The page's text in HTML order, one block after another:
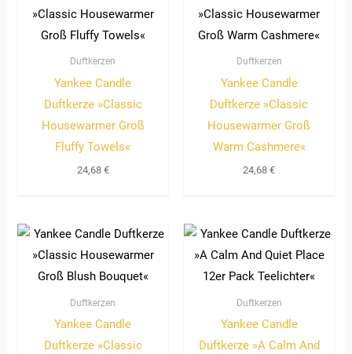
Duftkerzen
Yankee Candle
Duftkerze »Classic
Housewarmer Groß
Fluffy Towels«
24,68 €
Duftkerzen
Yankee Candle
Duftkerze »Classic
Housewarmer Groß
Warm Cashmere«
24,68€
Duftkerzen
Yankee Candle
Duftkerze »Classic
Duftkerzen
Yankee Candle
Duftkerze »A Calm And